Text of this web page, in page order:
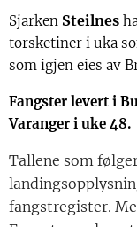
Sjarken Steilnes
torsketiner i uka
som igjen eies av
Fangster levert i
Varanger i uke 48.
Tallene som
fangstregister.